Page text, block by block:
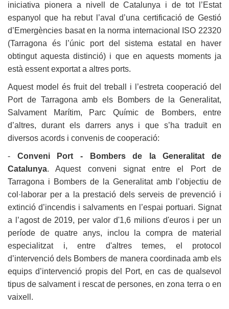
iniciativa pionera a nivell de Catalunya i de tot l’Estat
espanyol que ha rebut l’aval d’una certificació de Gestió
d’Emergències basat en la norma internacional ISO 22320
(Tarragona és l’únic port del sistema estatal en haver
obtingut aquesta distinció) i que en aquests moments ja
està essent exportat a altres ports.
Aquest model és fruit del treball i l’estreta cooperació del
Port de Tarragona amb els Bombers de la Generalitat,
Salvament Marítim, Parc Químic de Bombers, entre
d’altres, durant els darrers anys i que s’ha traduït en
diversos acords i convenis de cooperació:
- Conveni Port - Bombers de la Generalitat de
Catalunya. Aquest conveni signat entre el Port de
Tarragona i Bombers de la Generalitat amb l’objectiu de
col·laborar per a la prestació dels serveis de prevenció i
extinció d’incendis i salvaments en l’espai portuari. Signat
a l’agost de 2019, per valor d'1,6 milions d'euros i per un
període de quatre anys, inclou la compra de material
especialitzat i, entre d'altres temes, el protocol
d’intervenció dels Bombers de manera coordinada amb els
equips d’intervenció propis del Port, en cas de qualsevol
tipus de salvament i rescat de persones, en zona terra o en
vaixell.